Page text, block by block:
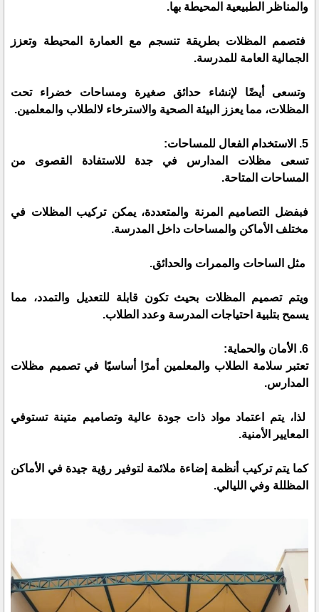
والمناظر الطبيعية المحيطة بها.
فتصمم المظلات بطريقة تنسجم مع العمارة المحيطة وتعزز
الجمالية العامة للمدرسة.
وتسعى أيضًا لإنشاء حدائق صغيرة ومساحات خضراء تحت
المظلات، مما يعزز البيئة الصحية والاسترخاء لالطلاب والمعلمين.
5. الاستخدام الفعال للمساحات:
تسعى مظلات المدارس في جدة للاستفادة القصوى من
المساحات المتاحة.
فبفضل التصاميم المرنة والمتعددة، يمكن تركيب المظلات في
مختلف الأماكن والمساحات داخل المدرسة.
مثل الساحات والممرات والحدائق.
ويتم تصميم المظلات بحيث تكون قابلة للتعديل والتمدد، مما
يسمح بتلبية احتياجات المدرسة وعدد الطلاب.
6. الأمان والحماية:
تعتبر سلامة الطلاب والمعلمين أمرًا أساسيًا في تصميم مظلات
المدارس.
لذا، يتم اعتماد مواد ذات جودة عالية وتصاميم متينة تستوفي
المعايير الأمنية.
كما يتم تركيب أنظمة إضاءة ملائمة لتوفير رؤية جيدة في الأماكن
المظللة وفي الليالي.